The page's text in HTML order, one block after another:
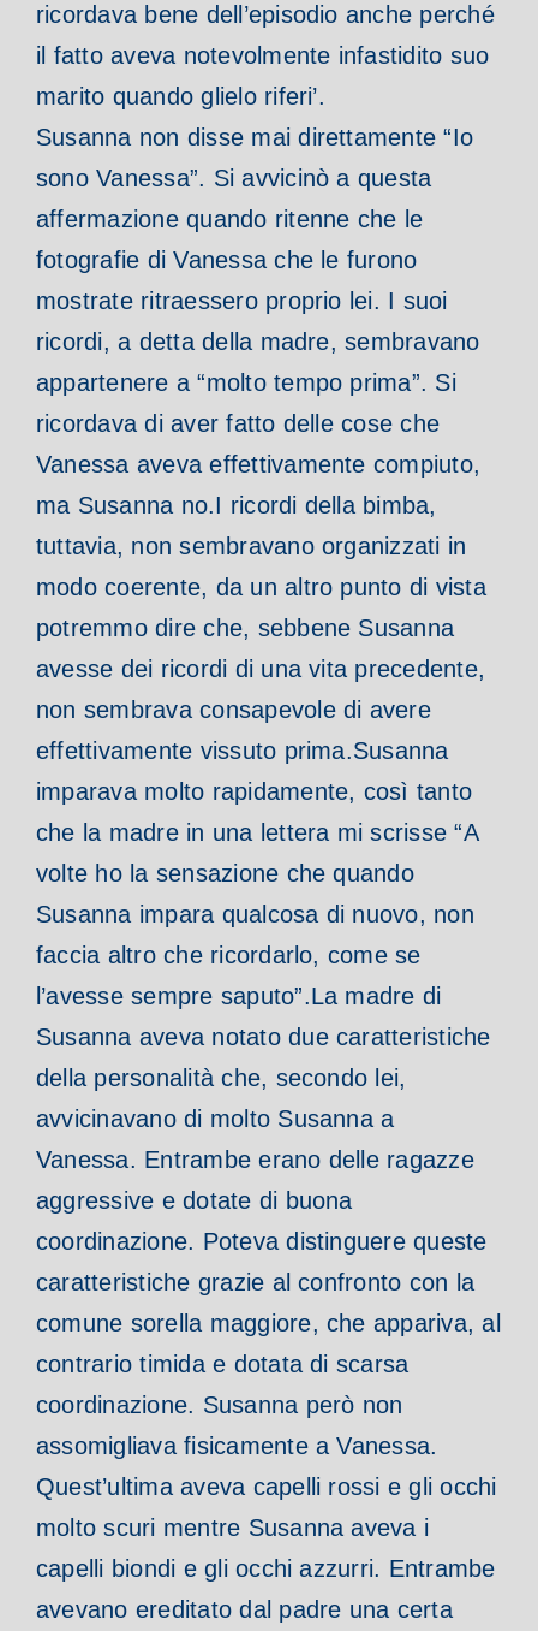
ricordava bene dell’episodio anche perché
il fatto aveva notevolmente infastidito suo
marito quando glielo riferi’.
Susanna non disse mai direttamente “Io
sono Vanessa”. Si avvicinò a questa
affermazione quando ritenne che le
fotografie di Vanessa che le furono
mostrate ritraessero proprio lei. I suoi
ricordi, a detta della madre, sembravano
appartenere a “molto tempo prima”. Si
ricordava di aver fatto delle cose che
Vanessa aveva effettivamente compiuto,
ma Susanna no.I ricordi della bimba,
tuttavia, non sembravano organizzati in
modo coerente, da un altro punto di vista
potremmo dire che, sebbene Susanna
avesse dei ricordi di una vita precedente,
non sembrava consapevole di avere
effettivamente vissuto prima.Susanna
imparava molto rapidamente, così tanto
che la madre in una lettera mi scrisse “A
volte ho la sensazione che quando
Susanna impara qualcosa di nuovo, non
faccia altro che ricordarlo, come se
l’avesse sempre saputo”.La madre di
Susanna aveva notato due caratteristiche
della personalità che, secondo lei,
avvicinavano di molto Susanna a
Vanessa. Entrambe erano delle ragazze
aggressive e dotate di buona
coordinazione. Poteva distinguere queste
caratteristiche grazie al confronto con la
comune sorella maggiore, che appariva, al
contrario timida e dotata di scarsa
coordinazione. Susanna però non
assomigliava fisicamente a Vanessa.
Quest’ultima aveva capelli rossi e gli occhi
molto scuri mentre Susanna aveva i
capelli biondi e gli occhi azzurri. Entrambe
avevano ereditato dal padre una certa